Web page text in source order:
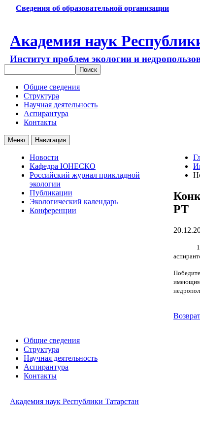
Сведения об образовательной организации
Академия наук
Институт проблем экологии и
Общие сведения
Структура
Научная деятельность
Аспирантура
Контакты
Меню Навигация
Новости
Кафедра ЮНЕСКО
Российский журнал прикладной
экологии
Публикации
Экологический календарь
Конференции
РТ
имеющим
Общие сведения
Структура
Научная деятельность
Аспирантура
Контакты
Академия наук Республики Татарстан